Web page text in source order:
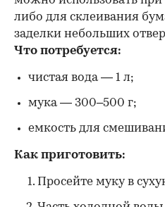
либо для склеивания
заделки небольших
Что потребуется:
чистая вода — 1 л;
мука — 300–500 г;
емкость для
Как приготовить:
Просейте муку в